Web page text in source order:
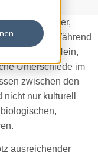
als Männer,
Jahren. Während
Ja oder Nein,
Unterschiede im
zwischen den
nur kulturell
ausreichender